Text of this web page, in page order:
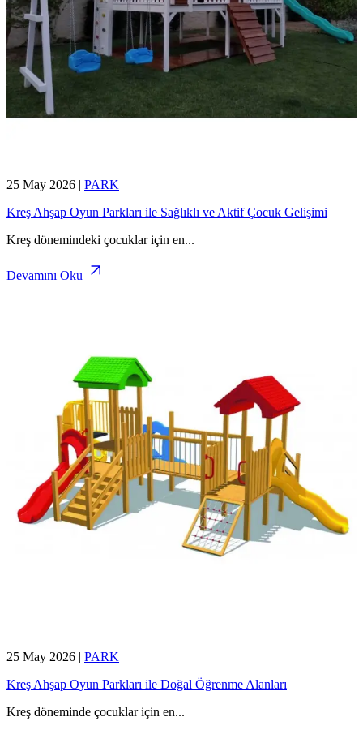
25 May 2026 | PARK
Kreş Ahşap Oyun Parkları ile Sağlıklı ve Aktif Çocuk Gelişimi
Kreş dönemindeki çocuklar için en...
Devamını Oku
25 May 2026 | PARK
Kreş Ahşap Oyun Parkları ile Doğal Öğrenme Alanları
Kreş döneminde çocuklar için en...